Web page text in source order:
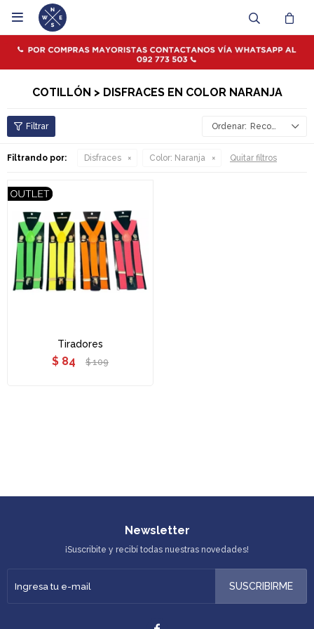

COTILLÓN > DISFRACES EN COLOR NARANJA
Recomendados
Filtrando por: Disfraces Color: Naranja Quitar filtros
Tiradores
$ 84 $ 109
Newsletter
¡Suscribite y recibí todas nuestras novedades!
SUSCRIBIRME